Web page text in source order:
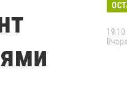
19:10
Вчора